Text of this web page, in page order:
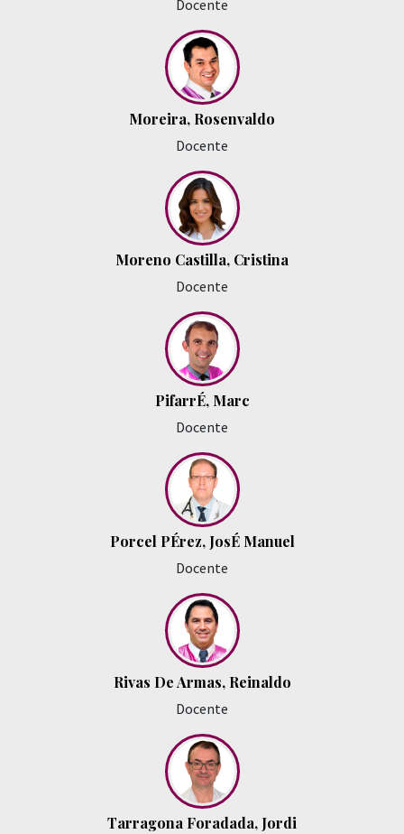
Docente
Moreira, Rosenvaldo
Docente
Moreno Castilla, Cristina
Docente
PifarrÉ, Marc
Docente
Porcel PÉrez, JosÉ Manuel
Docente
Rivas De Armas, Reinaldo
Docente
Tarragona Foradada, Jordi